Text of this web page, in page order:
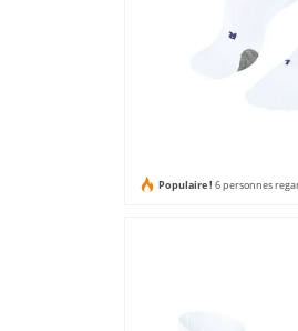
Populaire ! 6 personnes